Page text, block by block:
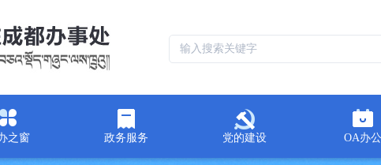
之窗 政务服务 党的建设 OA办公